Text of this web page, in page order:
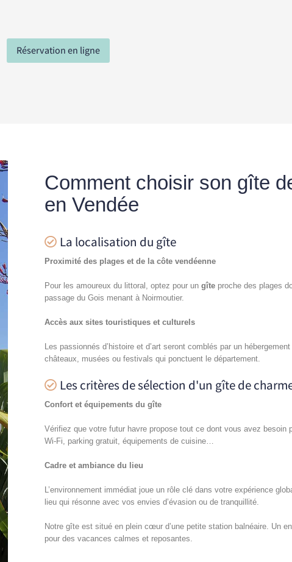
Réservation en ligne
Comment choisir son gîte
en Vendée
La localisation du gîte
Proximité des plages et de la côte vendéenne
Pour les amoureux du littoral, optez pour un gîte proche des plages
passage du Gois menant à Noirmoutier.
Accès aux sites touristiques et culturels
Les passionnés d’histoire et d’art seront comblés par un
châteaux, musées ou festivals qui ponctuent le département.
Les critères de sélection d'un gîte de
Confort et équipements du gîte
Vérifiez que votre futur havre propose tout ce dont vous avez besoin
Wi-Fi, parking gratuit, équipements de cuisine…
Cadre et ambiance du lieu
L’environnement immédiat joue un rôle clé dans votre expérience
lieu qui résonne avec vos envies d’évasion ou de tranquillité.
Notre gîte est situé en plein cœur d’une petite station balnéaire. Un
pour des vacances calmes et reposantes.